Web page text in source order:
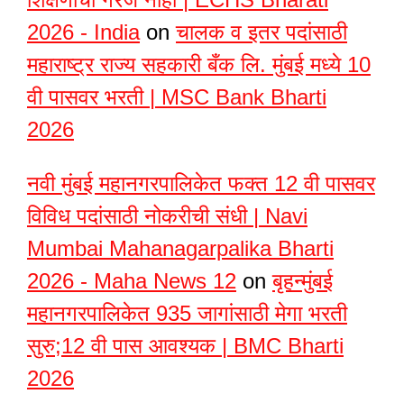
2026 - Indiaonचालक व इतर पदांसाठी
महाराष्ट्र राज्य सहकारी बँक लि. मुंबई मध्ये 10
वी पासवर भरती | MSC Bank Bharti
2026
नवी मुंबई महानगरपालिकेत फक्त 12 वी पासवर
विविध पदांसाठी नोकरीची संधी | Navi
Mumbai Mahanagarpalika Bharti
2026 - Maha News 12 onबृहन्मुंबई
महानगरपालिकेत 935 जागांसाठी मेगा भरती
सुरु;12 वी पास आवश्यक | BMC Bharti
2026